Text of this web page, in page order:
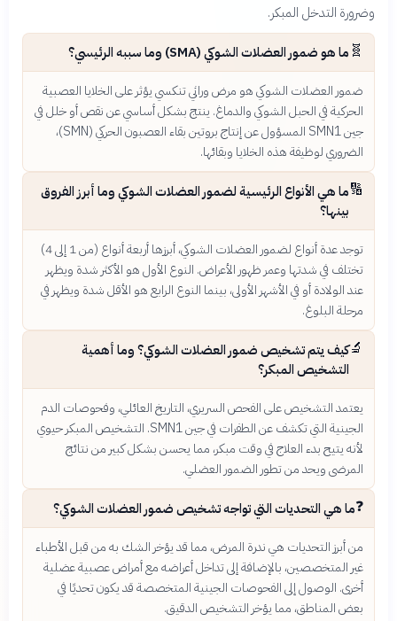
وضرورة التدخل المبكر.
🧬 ما هو ضمور العضلات الشوكي (SMA) وما سببه الرئيسي؟
ضمور العضلات الشوكي هو مرض وراثي تنكسي يؤثر على الخلايا العصبية
الحركية في الحبل الشوكي والدماغ. ينتج بشكل أساسي عن نقص أو خلل في
جين SMN1 المسؤول عن إنتاج بروتين بقاء العصبون الحركي (SMN)،
الضروري لوظيفة هذه الخلايا وبقائها.
🔢ما هي الأنواع الرئيسية لضمور العضلات الشوكي وما أبرز الفروق
بينها؟
توجد عدة أنواع لضمور العضلات الشوكي، أبرزها أربعة أنواع (من 1 إلى 4)
تختلف في شدتها وعمر ظهور الأعراض. النوع الأول هو الأكثر شدة ويظهر
عند الولادة أو في الأشهر الأولى، بينما النوع الرابع هو الأقل شدة ويظهر في
مرحلة البلوغ.
🔬كيف يتم تشخيص ضمور العضلات الشوكي؟ وما أهمية
التشخيص المبكر؟
يعتمد التشخيص على الفحص السريري، التاريخ العائلي، وفحوصات الدم
الجينية التي تكشف عن الطفرات في جين SMN1. التشخيص المبكر حيوي
لأنه يتيح بدء العلاج في وقت مبكر، مما يحسن بشكل كبير من نتائج
المرضى ويحد من تطور الضمور العضلي.
❓ما هي التحديات التي تواجه تشخيص ضمور العضلات الشوكي؟
من أبرز التحديات هي ندرة المرض، مما قد يؤخر الشك به من قبل الأطباء
غير المتخصصين، بالإضافة إلى تداخل أعراضه مع أمراض عصبية عضلية
أخرى. الوصول إلى الفحوصات الجينية المتخصصة قد يكون تحديًا في
بعض المناطق، مما يؤخر التشخيص الدقيق.